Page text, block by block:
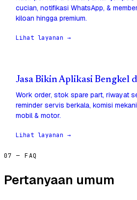
cucian, notifikasi WhatsApp, &
kiloan hingga premium.
Lihat layanan →
Jasa Bikin Aplikasi Bengkel
Work order, stok spare part, riwayat
reminder servis berkala, komisi
mobil & motor.
Lihat layanan →
07 — FAQ
Pertanyaan umum